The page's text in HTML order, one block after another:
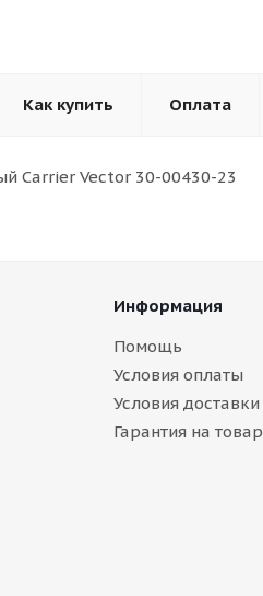
Как купить Оплата
Carrier Vector 30-00430-23
Информация
Помощь
Условия оплаты
Условия доставки
Гарантия на товар